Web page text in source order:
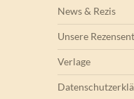
News & Rezis
Unsere
Verlage